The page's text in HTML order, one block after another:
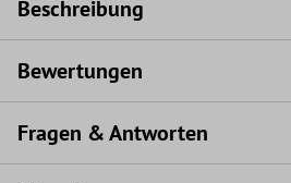
Beschreibung
Bewertungen
Fragen & Antworten